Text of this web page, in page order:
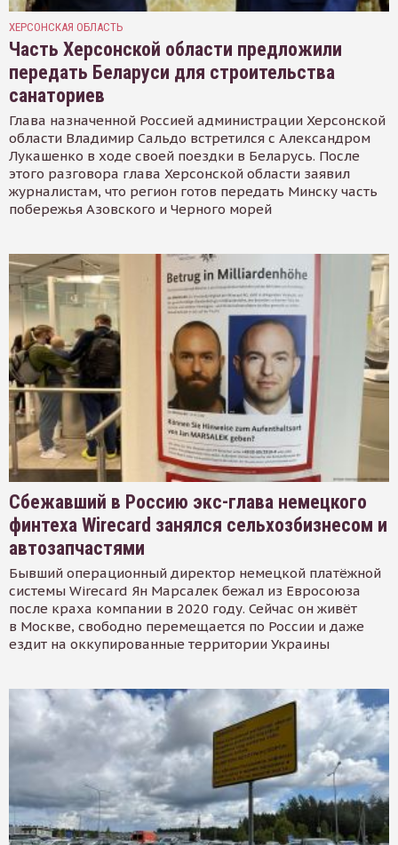
ХЕРСОНСКАЯ ОБЛАСТЬ
Часть Херсонской области предложили
передать Беларуси для строительства
санаториев
Глава назначенной Россией администрации Херсонской
области Владимир Сальдо встретился с Александром
Лукашенко в ходе своей поездки в Беларусь. После
этого разговора глава Херсонской области заявил
журналистам, что регион готов передать Минску часть
побережья Азовского и Черного морей
Сбежавший в Россию экс-глава немецкого
финтеха Wirecard занялся сельхозбизнесом и
автозапчастями
Бывший операционный директор немецкой платёжной
системы Wirecard Ян Марсалек бежал из Евросоюза
после краха компании в 2020 году. Сейчас он живёт
в Москве, свободно перемещается по России и даже
ездит на оккупированные территории Украины